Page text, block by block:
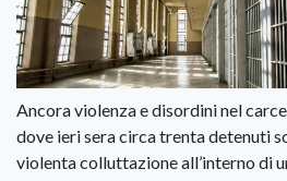
Ancora violenza e disordini nel
dove ieri sera circa trenta detenuti
violenta colluttazione all’interno di